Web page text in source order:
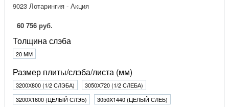
9023 Лотарингия - Акция
60 756 руб.
Толщина слэба
20 ММ
Размер плиты/слэба/листа (мм)
3200Х800 (1/2 СЛЭБА)
3050X720 (1/2 СЛЕБА)
3200Х1600 (ЦЕЛЫЙ СЛЭБ)
3050X1440 (ЦЕЛЫЙ СЛЕБ)